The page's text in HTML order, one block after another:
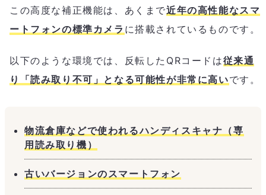
この高度な補正機能は、あくまで近年の高性能なスマ
ートフォンの標準カメラ に搭載されているものです。
以下のような環境では、反転したQRコードは従来通
り「読み取り不可」となる可能性が非常に高いです。
物流倉庫などで使われるハンディスキャナ（専
用読み取り機）
古いバージョンのスマートフォン